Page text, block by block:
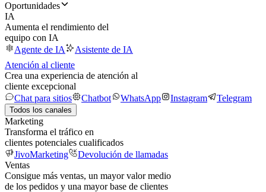
Oportunidades
IA
Aumenta el rendimiento del
equipo con IA
Agente de IA
Asistente de IA
Atención al cliente
Crea una experiencia de atención al
cliente excepcional
Chat para sitios
Chatbot WhatsApp Instagram Telegram
Todos los canales
Marketing
Transforma el tráfico en
clientes potenciales cualificados
JivoMarketing
Devolución de llamadas
Ventas
Consigue más ventas, un mayor valor medio
de los pedidos y una mayor base de clientes